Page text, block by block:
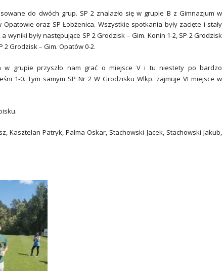
do dwóch grup. SP 2 znalazło się w grupie B z Gimnazjum w
Opatowie oraz SP Łobżenica. Wszystkie spotkania były zacięte i stały
wyniki były następujące SP 2 Grodzisk – Gim. Konin 1-2, SP 2 Grodzisk
2 Grodzisk – Gim. Opatów 0-2.
w grupie przyszło nam grać o miejsce V i tu niestety po bardzo
1-0. Tym samym SP Nr 2 W Grodzisku Wlkp. zajmuje VI miejsce w
Kasztelan Patryk, Palma Oskar, Stachowski Jacek, Stachowski Jakub,